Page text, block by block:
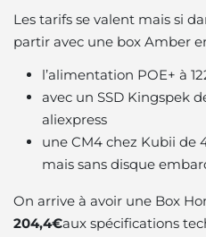
Les tarifs se valent mais si
partir avec une box Amber
l’alimentation POE+ à
avec un SSD Kingspek
aliexpress
une CM4 chez Kubii de
mais sans disque
On arrive à avoir une Box
204,4€aux spécifications